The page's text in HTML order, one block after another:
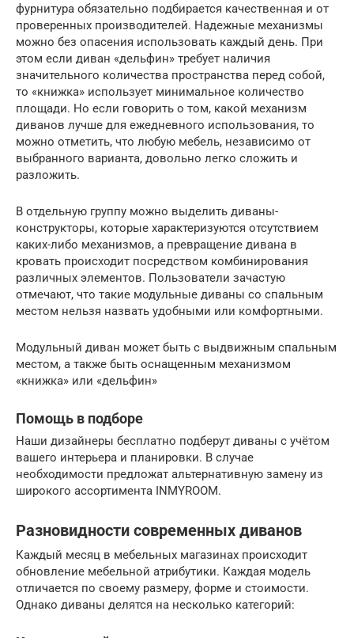
фурнитура обязательно подбирается качественная и от
проверенных производителей. Надежные механизмы
можно без опасения использовать каждый день. При
этом если диван «дельфин» требует наличия
значительного количества пространства перед собой,
то «книжка» использует минимальное количество
площади. Но если говорить о том, какой механизм
диванов лучше для ежедневного использования, то
можно отметить, что любую мебель, независимо от
выбранного варианта, довольно легко сложить и
разложить.
В отдельную группу можно выделить диваны-
конструкторы, которые характеризуются отсутствием
каких-либо механизмов, а превращение дивана в
кровать происходит посредством комбинирования
различных элементов. Пользователи зачастую
отмечают, что такие модульные диваны со спальным
местом нельзя назвать удобными или комфортными.
Модульный диван может быть с выдвижным спальным
местом, а также быть оснащенным механизмом
«книжка» или «дельфин»
Помощь в подборе
Наши дизайнеры бесплатно подберут диваны с учётом
вашего интерьера и планировки. В случае
необходимости предложат альтернативную замену из
широкого ассортимента INMYROOM.
Разновидности современных диванов
Каждый месяц в мебельных магазинах происходит
обновление мебельной атрибутики. Каждая модель
отличается по своему размеру, форме и стоимости.
Однако диваны делятся на несколько категорий: